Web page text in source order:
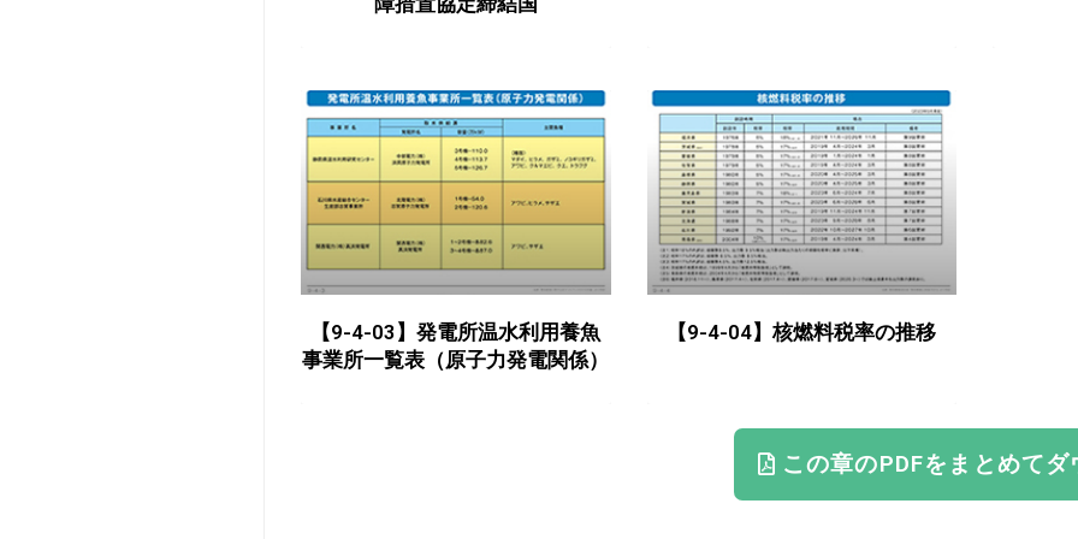
【9-4-03】発電所温水利用養魚
事業所一覧表（原子力発電関係）
【9-4-04】核燃料税率の推移
この章のPDFをまとめてダ